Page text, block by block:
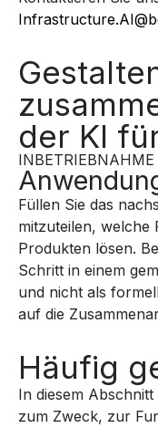
der KI
INBETRIEBNAHME
Füllen Sie das
mitzuteilen, welche
Produkten lösen.
Schritt in einem
und nicht als
auf die
Häufig
In diesem
zum Zweck, zur